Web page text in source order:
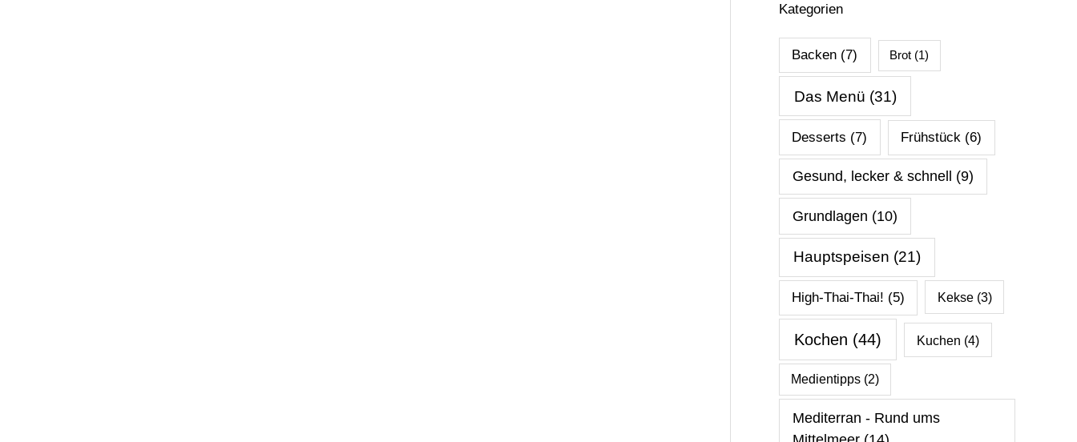
Kategorien
Backen (7) Brot (1)
Das Menü (31)
Desserts (7) Frühstück (6)
Gesund, lecker & schnell (9)
Grundlagen (10)
Hauptspeisen (21)
High-Thai-Thai! (5) Kekse(3)
Kochen (44) Kuchen (4)
Medientipps (2)
Mediterran - Rund ums